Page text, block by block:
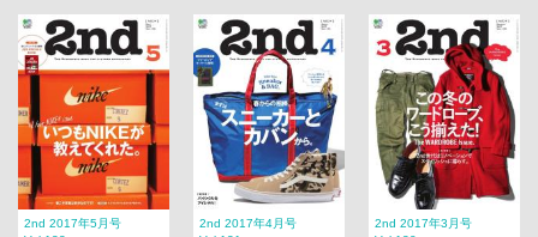
2nd 2017年5月号
2nd 2017年4月号
2nd 2017年3月号